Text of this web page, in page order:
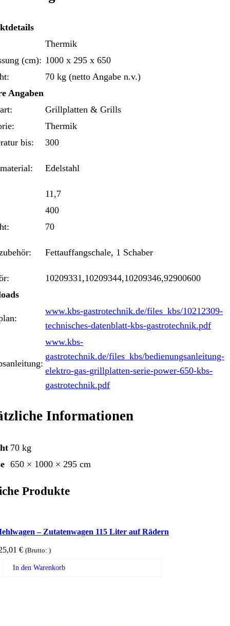
Thermik
(cm): 1000 x 295 x 650
70 kg (netto Angabe n.v.)
Angaben
Grillplatten & Grills
Thermik
bis:
300
Edelstahl
11,7
400
70
Fettauffangschale, 1 Schaber
10209331,10209344,10209346,92900600
www.kbs-gastrotechnik.de/files_kbs/10212309-
technisches-datenblatt-kbs-gastrotechnik.pdf
www.kbs-
gastrotechnik.de/files_kbs/bedienungsanleitung-
elektro-gas-grillplatten-serie-power-650-kbs-
gastrotechnik.pdf
Informationen
70 kg
650 × 1000 × 295 cm
Produkte
– Zutatenwagen 115 Liter auf Rädern
€ (Brutto: )
In den Warenkorb